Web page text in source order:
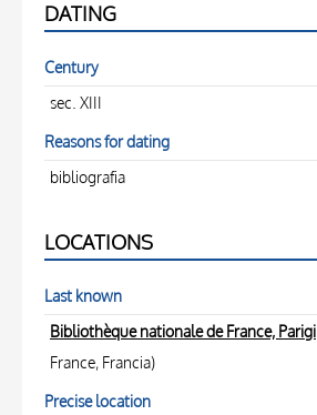
DATING
Century
sec. XIII
Reasons for dating
bibliografia
LOCATIONS
Last known
Bibliothèque nationale de France, Parigi
France, Francia)
Precise location